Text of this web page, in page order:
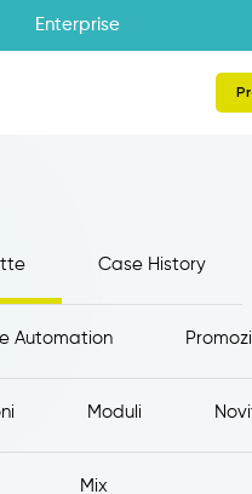
Enterprise
Case History
Automation
Moduli
Mix